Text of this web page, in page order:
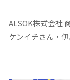
ALSOK株式会社
ケンイチさん・